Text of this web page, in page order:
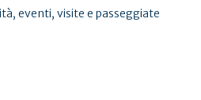
eventi, visite e passeggiate